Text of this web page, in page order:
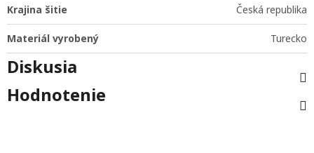
Krajina šitie Česká republika
Materiál vyrobený Turecko
Diskusia
Hodnotenie